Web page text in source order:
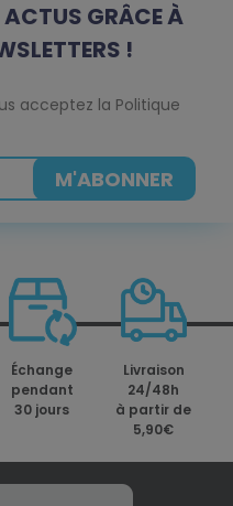
ACTUS GRÂCE À
!
acceptez la Politique
Échange
pendant
30 jours
Livraison
24/48h
à partir de
5,90€